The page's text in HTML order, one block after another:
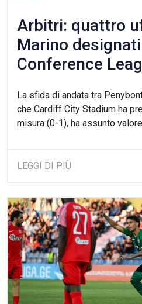
Arbitri: quattro
Marino
Conference
La sfida di andata tra
che Cardiff City Stadium ha
misura (0-1), ha assunto
LEGGI DI PIÙ